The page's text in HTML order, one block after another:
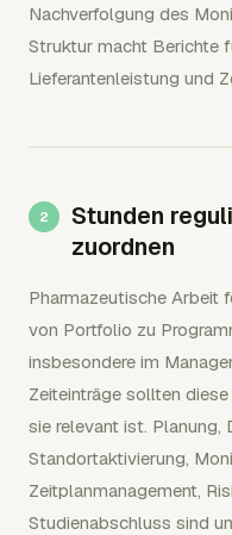
Nachverfolgung des
Struktur macht Berichte
Lieferantenleistung und
Stunden
zuordnen
Pharmazeutische Arbeit
von Portfolio zu
insbesondere im
Zeiteinträge sollten
sie relevant ist. Planung,
Standortaktivierung,
Zeitplanmanagement,
Studienabschluss sind